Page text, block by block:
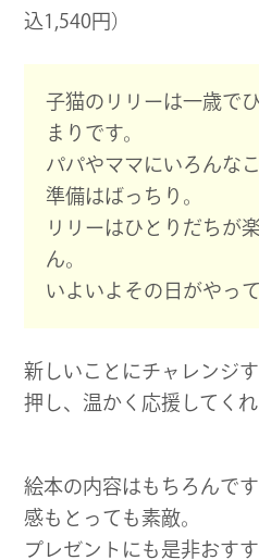
込1,540円）
子猫のリリーは一歳で
まりです。
パパやママにいろんな
準備はばっちり。
リリーはひとりだちが
ん。
いよいよその日がやっ
新しいことにチャレンジ
押し、温かく応援してく
絵本の内容はもちろんで
感もとっても素敵。
プレゼントにも是非おす